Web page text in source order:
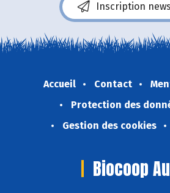
Inscription
Accueil Contact
Protection des
Gestion des cookies
Biocoop